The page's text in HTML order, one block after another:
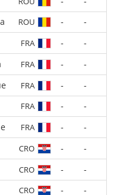
MRI
GBR - -
ROU
ROU - -
ROU